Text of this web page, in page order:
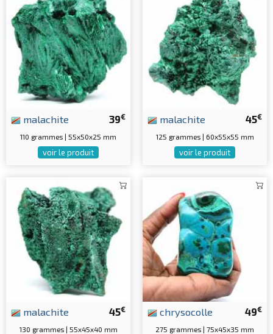
39€
malachite
110 grammes | 55x50x25 mm
voir le produit
45€
malachite
125 grammes | 60x55x55 mm
voir le produit
45€
malachite
130 grammes | 55x45x40 mm
49€
chrysocolle
275 grammes | 75x45x35 mm